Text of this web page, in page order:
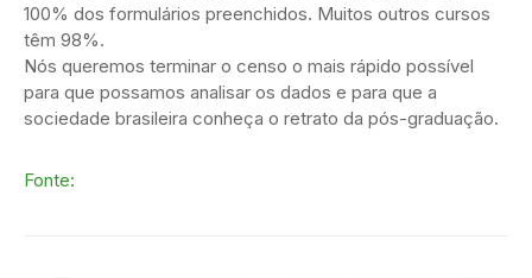
100% dos formulários preenchidos. Muitos outros cursos
têm 98%.
Nós queremos terminar o censo o mais rápido possível
para que possamos analisar os dados e para que a
sociedade brasileira conheça o retrato da pós-graduação.
Fonte: